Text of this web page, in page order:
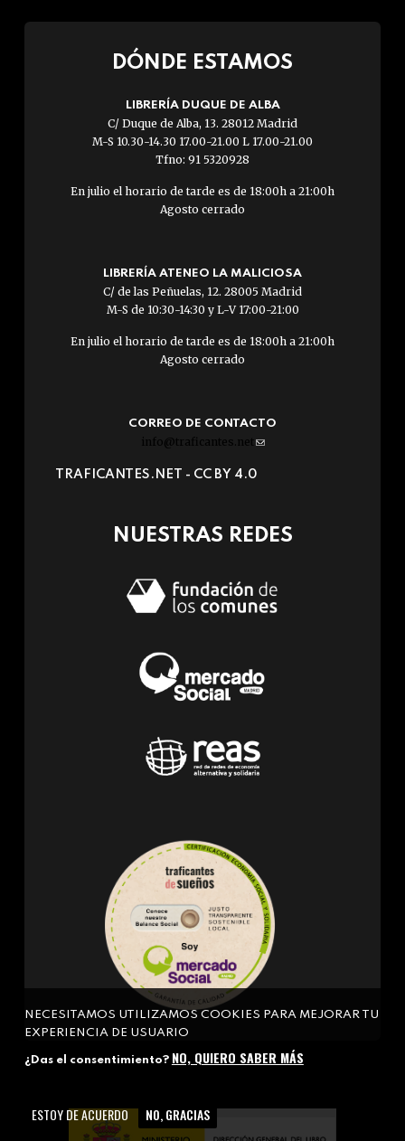
DÓNDE ESTAMOS
LIBRERÍA DUQUE DE ALBA
C/ Duque de Alba, 13. 28012 Madrid
M-S 10.30-14.30 17.00-21.00 L 17.00-21.00
Tfno: 91 5320928
En julio el horario de tarde es de 18:00h a 21:00h
Agosto cerrado
LIBRERÍA ATENEO LA MALICIOSA
C/ de las Peñuelas, 12. 28005 Madrid
M-S de 10:30-14:30 y L-V 17:00-21:00
En julio el horario de tarde es de 18:00h a 21:00h
Agosto cerrado
CORREO DE CONTACTO
info@traficantes.net (link
e-
TRAFICANTES.NET - CC BY 4.0
NUESTRAS REDES
NECESITAMOS UTILIZAMOS COOKIES PARA MEJORAR TU
EXPERIENCIA DE USUARIO
¿Das el consentimiento? NO, QUIERO SABER MÁS
ESTOY DE ACUERDO NO, GRACIAS